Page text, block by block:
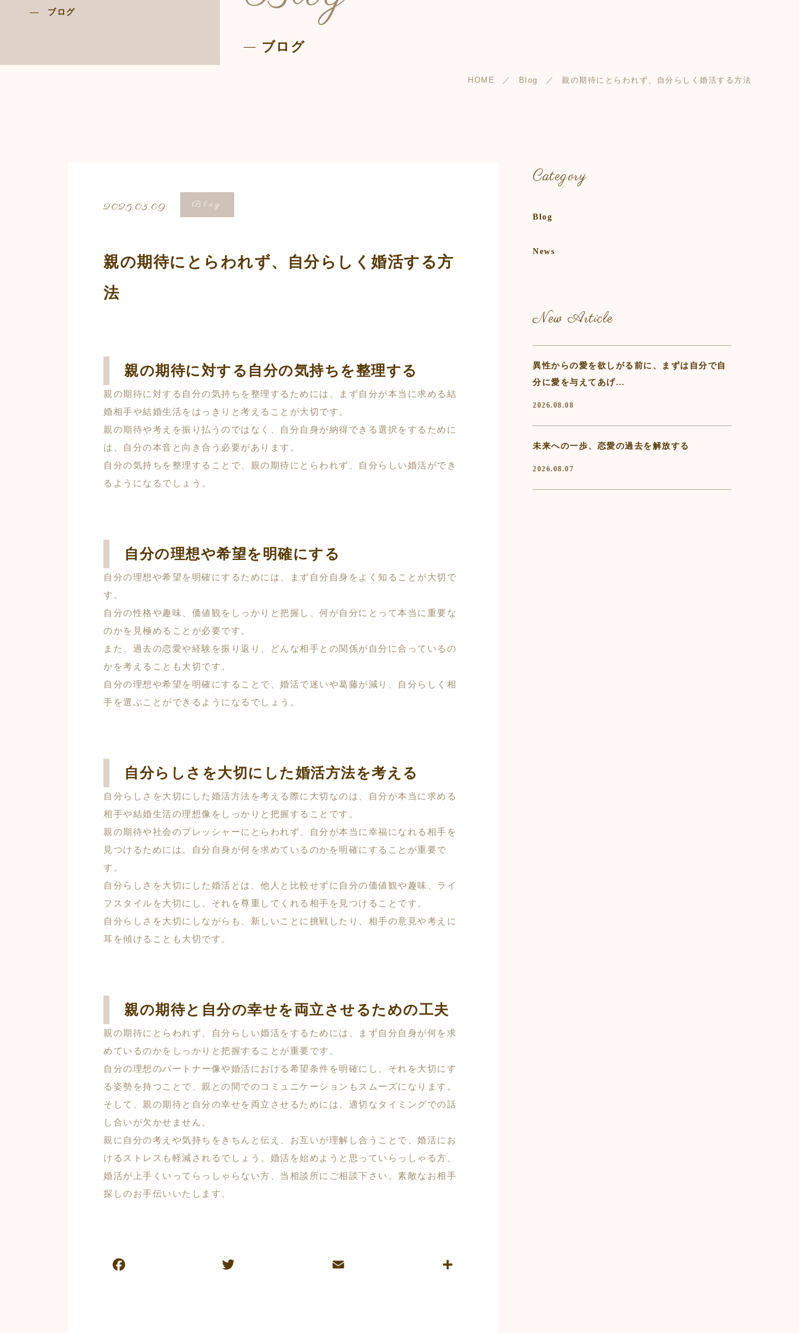
ブログ
ブログ
HOME Blog 親の期待にとらわれず、自分らしく婚活する方法
2025.03.09 Blog
親の期待にとらわれず、自分らしく婚活する方
法
親の期待に対する自分の気持ちを整理する
親の期待に対する自分の気持ちを整理するためには、まず自分が本当に求める結
婚相手や結婚生活をはっきりと考えることが大切です。
親の期待や考えを振り払うのではなく、自分自身が納得できる選択をするために
は、自分の本音と向き合う必要があります。
自分の気持ちを整理することで、親の期待にとらわれず、自分らしい婚活ができ
るようになるでしょう。
自分の理想や希望を明確にする
自分の理想や希望を明確にするためには、まず自分自身をよく知ることが大切で
す。
自分の性格や趣味、価値観をしっかりと把握し、何が自分にとって本当に重要な
のかを見極めることが必要です。
また、過去の恋愛や経験を振り返り、どんな相手との関係が自分に合っているの
かを考えることも大切です。
自分の理想や希望を明確にすることで、婚活で迷いや葛藤が減り、自分らしく相
手を選ぶことができるようになるでしょう。
自分らしさを大切にした婚活方法を考える
自分らしさを大切にした婚活方法を考える際に大切なのは、自分が本当に求める
相手や結婚生活の理想像をしっかりと把握することです。
親の期待や社会のプレッシャーにとらわれず、自分が本当に幸福になれる相手を
見つけるためには、自分自身が何を求めているのかを明確にすることが重要で
す。
自分らしさを大切にした婚活とは、他人と比較せずに自分の価値観や趣味、ライ
フスタイルを大切にし、それを尊重してくれる相手を見つけることです。
自分らしさを大切にしながらも、新しいことに挑戦したり、相手の意見や考えに
耳を傾けることも大切です。
親の期待と自分の幸せを両立させるための工夫
親の期待にとらわれず、自分らしい婚活をするためには、まず自分自身が何を求
めているのかをしっかりと把握することが重要です。
自分の理想のパートナー像や婚活における希望条件を明確にし、それを大切にす
る姿勢を持つことで、親との間でのコミュニケーションもスムーズになります。
そして、親の期待と自分の幸せを両立させるためには、適切なタイミングでの話
し合いが欠かせません。
親に自分の考えや気持ちをきちんと伝え、お互いが理解し合うことで、婚活にお
けるストレスも軽減されるでしょう。婚活を始めようと思っていらっしゃる方、
婚活が上手くいってらっしゃらない方、当相談所にご相談下さい。素敵なお相手
探しのお手伝いいたします。
Category
Blog
News
New Article
異性からの愛を欲しがる前に、まずは自分で自
分に愛を与えてあげ…
2026.08.08
未来への一歩、恋愛の過去を解放する
2026.08.07